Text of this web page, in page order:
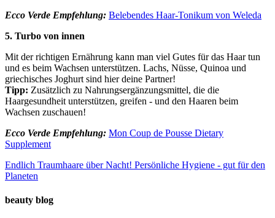
Ecco Verde Empfehlung: Belebendes Haar-Tonikum von Weleda
5. Turbo von innen
Mit der richtigen Ernährung kann man viel Gutes für das Haar tun
und es beim Wachsen unterstützen. Lachs, Nüsse, Quinoa und
griechisches Joghurt sind hier deine Partner!
Tipp: Zusätzlich zu Nahrungsergänzungsmittel, die die
Haargesundheit unterstützen, greifen - und den Haaren beim
Wachsen zuschauen!
Ecco Verde Empfehlung: Mon Coup de Pousse Dietary
Supplement
Endlich Traumhaare über Nacht! Persönliche Hygiene - gut für den
Planeten
beauty blog